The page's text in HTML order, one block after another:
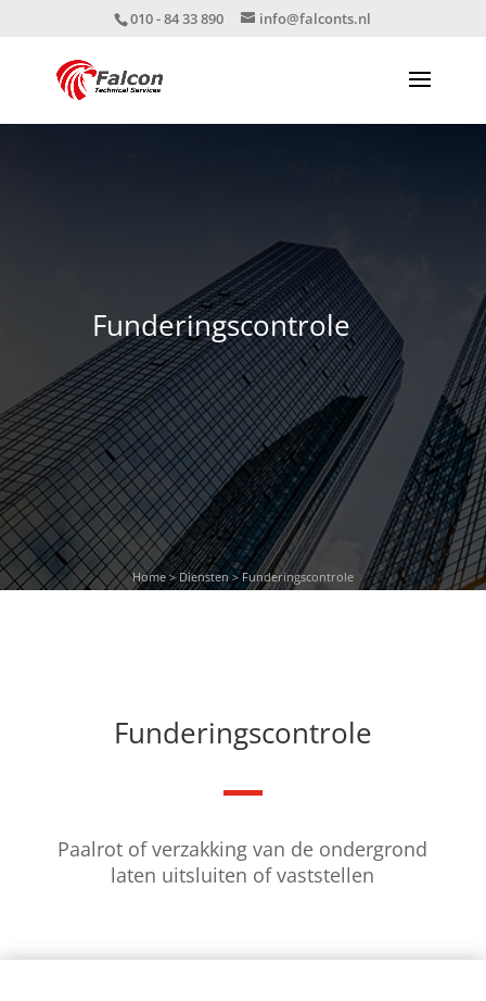
010 - 84 33 890 info@falconts.nl
Funderingscontrole
Home>Diensten> Funderingscontrole
Funderingscontrole
Paalrot of verzakking van de ondergrond
laten uitsluiten of vaststellen